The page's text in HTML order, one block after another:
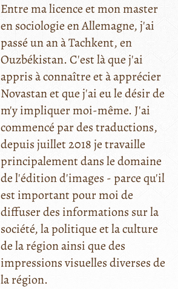
Entre ma licence et mon master
en sociologie en Allemagne, j'ai
passé un an à Tachkent, en
Ouzbékistan. C'est là que j'ai
appris à connaître et à apprécier
Novastan et que j'ai eu le désir de
m'y impliquer moi-même. J'ai
commencé par des traductions,
depuis juillet 2018 je travaille
principalement dans le domaine
de l'édition d'images - parce qu'il
est important pour moi de
diffuser des informations sur la
société, la politique et la culture
de la région ainsi que des
impressions visuelles diverses de
la région.